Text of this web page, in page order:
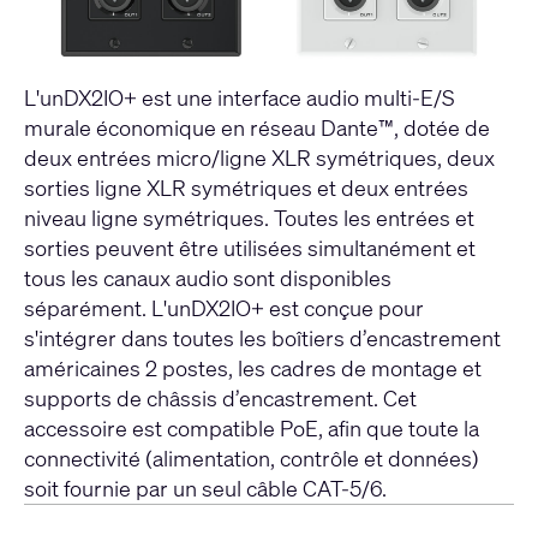
L'unDX2IO+ est une interface audio multi-E/S
murale économique en réseau Dante™, dotée de
deux entrées micro/ligne XLR symétriques, deux
sorties ligne XLR symétriques et deux entrées
niveau ligne symétriques. Toutes les entrées et
sorties peuvent être utilisées simultanément et
tous les canaux audio sont disponibles
séparément. L'unDX2IO+ est conçue pour
s'intégrer dans toutes les boîtiers d’encastrement
américaines 2 postes, les cadres de montage et
supports de châssis d’encastrement. Cet
accessoire est compatible PoE, afin que toute la
connectivité (alimentation, contrôle et données)
soit fournie par un seul câble CAT-5/6.